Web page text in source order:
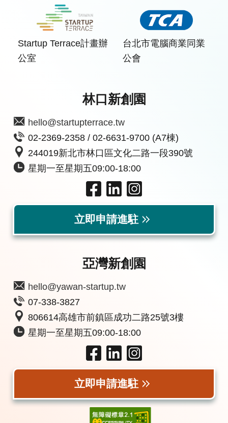
Startup Terrace計畫辦
公室
台北市電腦商業同業
公會
林口新創園
hello@startupterrace.tw
02-2369-2358 / 02-6631-9700 (A7棟)
244019新北市林口區文化二路一段390號
星期一至星期五09:00-18:00
立即申請進駐
亞灣新創園
hello@yawan-startup.tw
07-338-3827
806614高雄市前鎮區成功二路25號3樓
星期一至星期五09:00-18:00
立即申請進駐